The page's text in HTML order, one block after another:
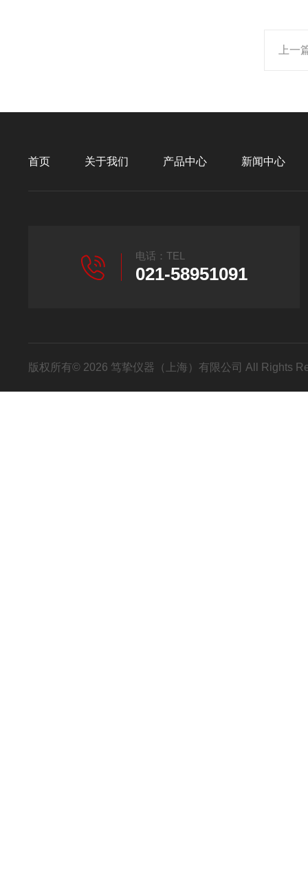
上一
首页 关于我们 产品中心 新闻中心
电话：TEL
021-58951091
版权所有© 2026 笃挚仪器（上海）有限公司 All Rights